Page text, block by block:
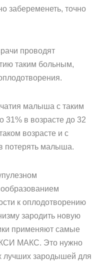
забеременеть, точно
проводят
таким больным,
малыша с таким
31% в возрасте до 32
возрасте и с
потерять малыша.
к оплодотворению
зародить новую
применяют самые
МАКС. Это нужно
лучших зародышей для